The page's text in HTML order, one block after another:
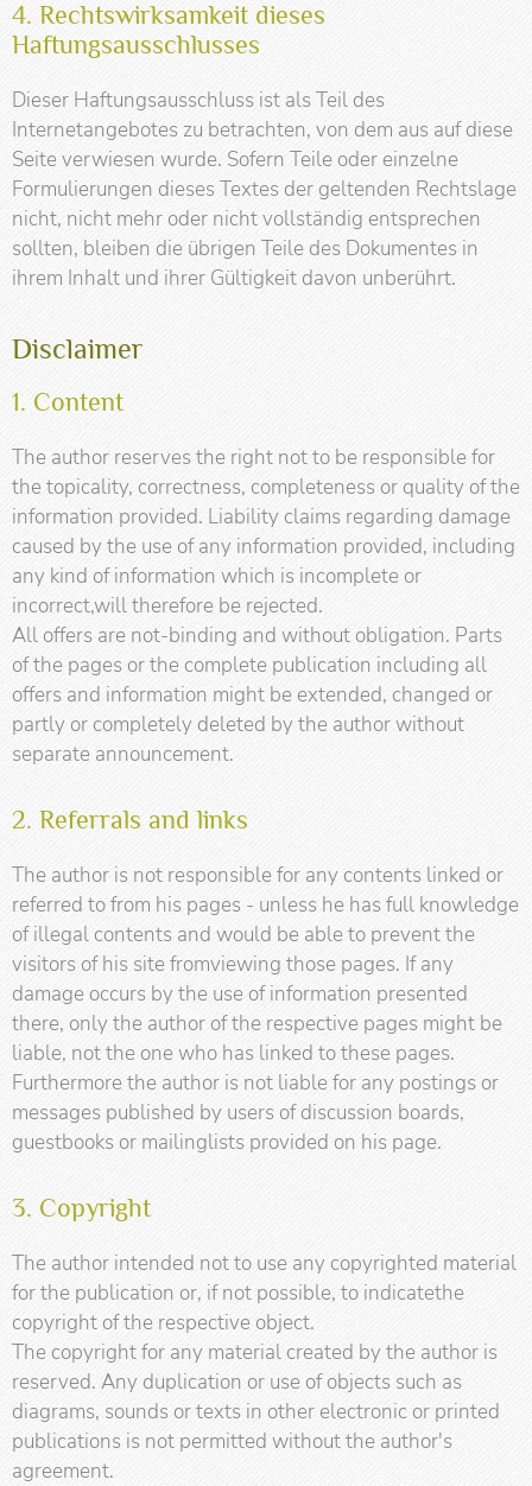
4. Rechtswirksamkeit dieses
Haftungsausschlusses
Dieser Haftungsausschluss ist als Teil des
Internetangebotes zu betrachten, von dem aus auf diese
Seite verwiesen wurde. Sofern Teile oder einzelne
Formulierungen dieses Textes der geltenden Rechtslage
nicht, nicht mehr oder nicht vollständig entsprechen
sollten, bleiben die übrigen Teile des Dokumentes in
ihrem Inhalt und ihrer Gültigkeit davon unberührt.
Disclaimer
1. Content
The author reserves the right not to be responsible for
the topicality, correctness, completeness or quality of the
information provided. Liability claims regarding damage
caused by the use of any information provided, including
any kind of information which is incomplete or
incorrect,will therefore be rejected.
All offers are not-binding and without obligation. Parts
of the pages or the complete publication including all
offers and information might be extended, changed or
partly or completely deleted by the author without
separate announcement.
2. Referrals and links
The author is not responsible for any contents linked or
referred to from his pages - unless he has full knowledge
of illegal contents and would be able to prevent the
visitors of his site fromviewing those pages. If any
damage occurs by the use of information presented
there, only the author of the respective pages might be
liable, not the one who has linked to these pages.
Furthermore the author is not liable for any postings or
messages published by users of discussion boards,
guestbooks or mailinglists provided on his page.
3. Copyright
The author intended not to use any copyrighted material
for the publication or, if not possible, to indicatethe
copyright of the respective object.
The copyright for any material created by the author is
reserved. Any duplication or use of objects such as
diagrams, sounds or texts in other electronic or printed
publications is not permitted without the author's
agreement.